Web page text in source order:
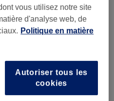
(3) à partir de 51 €
à partir de 29,75 €
vous utilisez notre site
d'analyse web, de
Politique en matière
Autoriser tous les
cookies